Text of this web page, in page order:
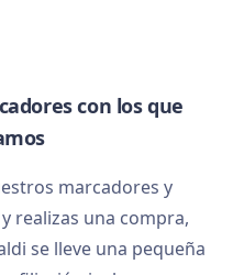
con los que
marcadores y
realizas una compra,
se lleve una pequeña